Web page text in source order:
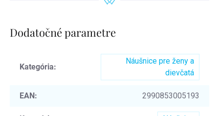
Dodatočné parametre
Kategória:
Náušnice pre ženy a
dievčatá
EAN: 2990853005193